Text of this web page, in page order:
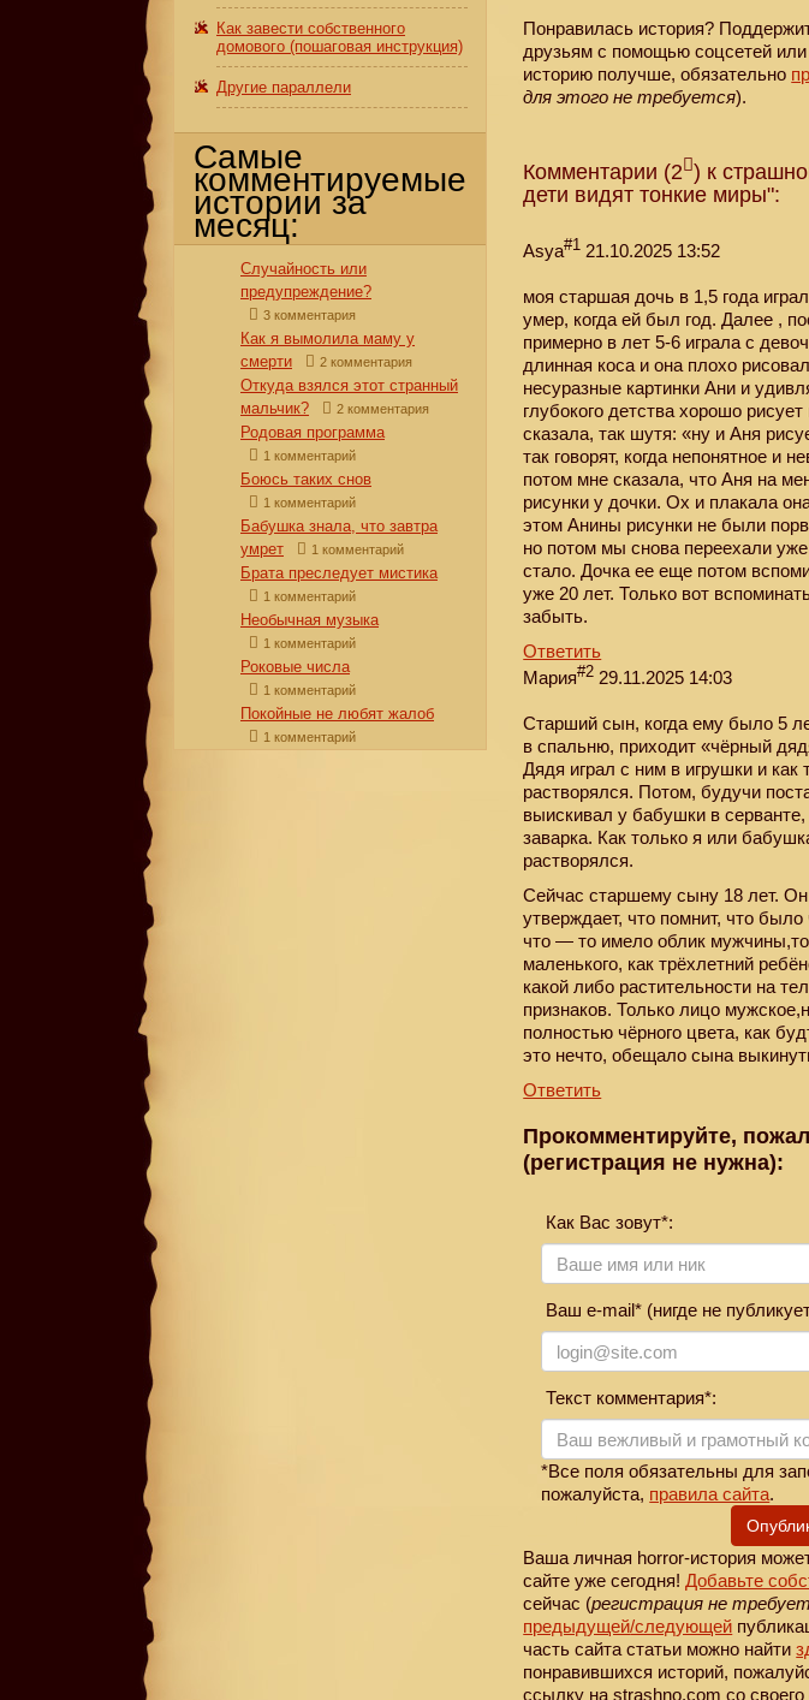
Понравилась история?
друзьям с помощью соцсетей
историю получше, обязательно
для этого не требуется).
Комментарии (2 ) к
дети видят тонкие миры":
Asya#1 21.10.2025 13:52
моя старшая дочь в 1,5 года
умер, когда ей был год. Далее ,
примерно в лет 5-6 играла с
длинная коса и она плохо
несуразные картинки Ани и
глубокого детства хорошо
сказала, так шутя: «ну и Аня
так говорят, когда непонятное и
потом мне сказала, что Аня на
рисунки у дочки. Ох и плакала
этом Анины рисунки не были
но потом мы снова переехали
стало. Дочка ее еще потом
уже 20 лет. Только вот
забыть.
Ответить
Мария#2 29.11.2025 14:03
Старший сын, когда ему было 5
в спальню, приходит «чёрный
Дядя играл с ним в игрушки и как
растворялся. Потом, будучи
выискивал у бабушки в серванте,
заварка. Как только я или
растворялся.
Сейчас старшему сыну 18 лет.
утверждает, что помнит, что
что — то имело облик
маленького, как трёхлетний
какой либо растительности на
признаков. Только лицо
полностью чёрного цвета, как
это нечто, обещало сына
Ответить
Прокомментируйте,
(регистрация не нужна):
Как Вас зовут*:
Ваш e-mail* (нигде не
Текст комментария*:
*Все поля обязательны для
пожалуйста, правила сайта.
Ваша личная horror-история
сайте уже сегодня!Добавьте
сейчас (регистрация не
предыдущей/следующей
часть сайта статьи можно найти
понравившихся историй,
ссылку на strashno.com со
Как завести собственного
домового (пошаговая инструкция)
Другие параллели
Самые
комментируемые
истории за
месяц:
Случайность или
предупреждение?
3 комментария
Как я вымолила маму у
смерти
2 комментария
Откуда взялся этот странный
мальчик?
2 комментария
Родовая программа
1 комментарий
Боюсь таких снов
1 комментарий
Бабушка знала, что завтра
умрет
1 комментарий
Брата преследует мистика
1 комментарий
Необычная музыка
1 комментарий
Роковые числа
1 комментарий
Покойные не любят жалоб
1 комментарий